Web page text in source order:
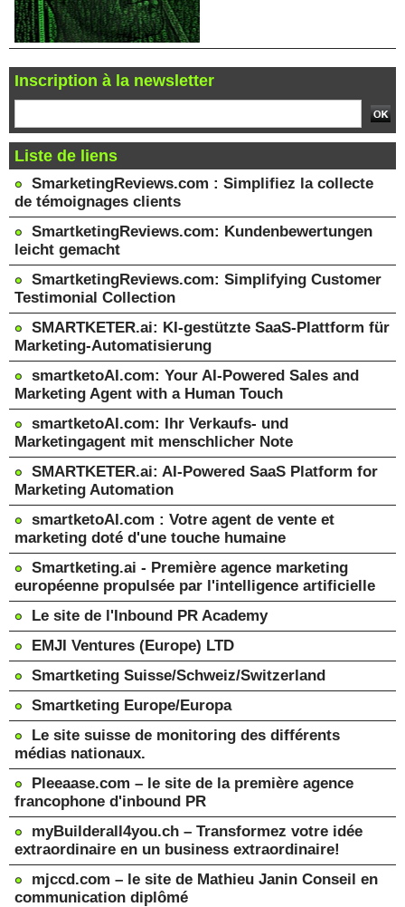
Inscription à la newsletter
Liste de liens
SmarketingReviews.com : Simplifiez la collecte
de témoignages clients
SmartketingReviews.com: Kundenbewertungen
leicht gemacht
SmartketingReviews.com: Simplifying Customer
Testimonial Collection
SMARTKETER.ai: KI-gestützte SaaS-Plattform für
Marketing-Automatisierung
smartketoAI.com: Your AI-Powered Sales and
Marketing Agent with a Human Touch
smartketoAI.com: Ihr Verkaufs- und
Marketingagent mit menschlicher Note
SMARTKETER.ai: AI-Powered SaaS Platform for
Marketing Automation
smartketoAI.com : Votre agent de vente et
marketing doté d'une touche humaine
Smartketing.ai - Première agence marketing
européenne propulsée par l'intelligence artificielle
Le site de l'Inbound PR Academy
EMJI Ventures (Europe) LTD
Smartketing Suisse/Schweiz/Switzerland
Smartketing Europe/Europa
Le site suisse de monitoring des différents
médias nationaux.
Pleeaase.com – le site de la première agence
francophone d'inbound PR
myBuilderall4you.ch – Transformez votre idée
extraordinaire en un business extraordinaire!
mjccd.com – le site de Mathieu Janin Conseil en
communication diplômé